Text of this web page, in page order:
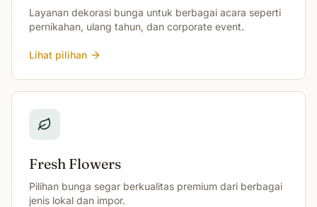
Layanan dekorasi bunga untuk berbagai acara seperti
pernikahan, ulang tahun, dan corporate event.
Lihat pilihan
Fresh Flowers
Pilihan bunga segar berkualitas premium dari berbagai
jenis lokal dan impor.